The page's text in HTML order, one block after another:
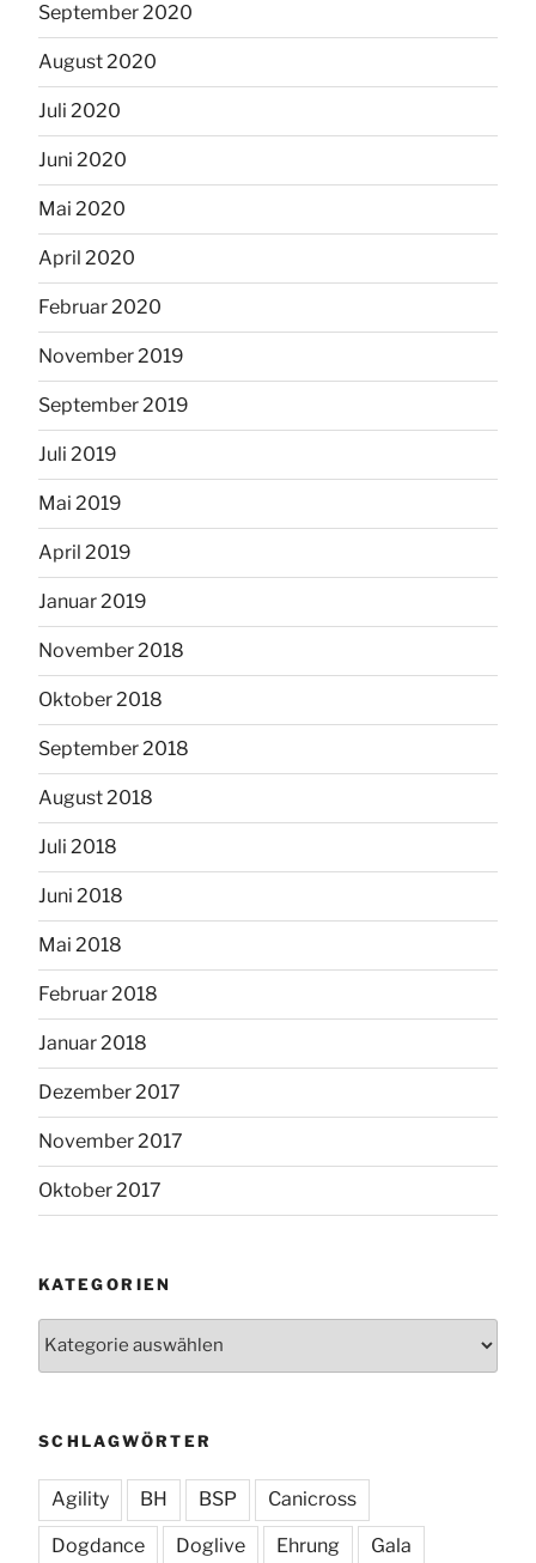
September 2020
August 2020
Juli 2020
Juni 2020
Mai 2020
April 2020
Februar 2020
November 2019
September 2019
Juli 2019
Mai 2019
April 2019
Januar 2019
November 2018
Oktober 2018
September 2018
August 2018
Juli 2018
Juni 2018
Mai 2018
Februar 2018
Januar 2018
Dezember 2017
November 2017
Oktober 2017
KATEGORIEN
SCHLAGWÖRTER
Agility BH BSP Canicross
Dogdance Doglive Ehrung Gala